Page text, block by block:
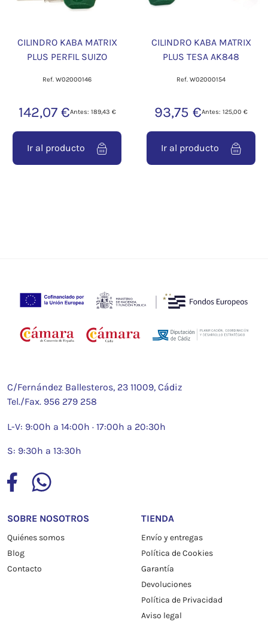
CILINDRO KABA MATRIX
PLUS PERFIL SUIZO
Ref. W02000146
142,07 €Antes: 189,43 €
Ir al producto
CILINDRO KABA MATRIX
PLUS TESA AK848
Ref. W02000154
93,75 €Antes: 125,00 €
Ir al producto
C/Fernández Ballesteros, 23 11009, Cádiz
Tel./Fax. 956 279 258
L-V: 9:00h a 14:00h · 17:00h a 20:30h
S: 9:30h a 13:30h
SOBRE NOSOTROS
Quiénes somos
Blog
Contacto
TIENDA
Envío y entregas
Política de Cookies
Garantía
Devoluciones
Política de Privacidad
Aviso legal